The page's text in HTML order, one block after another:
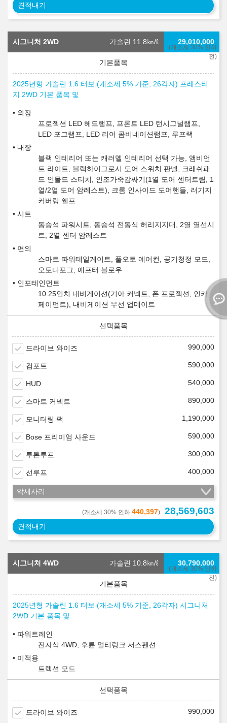
견적내기
시그니처 2WD 가솔린 11.8㎞/ℓ
(개소세 30% 인하
전)
29,010,000
2025년형 가솔린 1.6 터보 (개소세 5% 기준, 26각자) 프레스티
지 2WD 기본 품목 및
외장
프로젝션 LED 헤드램프, 프론트 LED 턴시그널램프,
LED 포그램프, LED 리어 콤비네이션램프, 루프랙
내장
블랙 인테리어 또는 캐러멜 인테리어 선택 가능, 앰비언
트 라이트, 블랙하이그로시 도어 스위치 판넬, 크래쉬패
드 인몰드 스티치, 인조가죽감싸기(1열 도어 센터트림, 1
열/2열 도어 암레스트), 크롬 인사이드 도어핸들, 러기지
커버링 쉘프
시트
동승석 파워시트, 동승석 전동식 허리지지대, 2열 열선시
트, 2열 센터 암레스트
편의
스마트 파워테일게이트, 풀오토 에어컨, 공기청정 모드,
오토디포그, 애프터 블로우
인포테인먼트
10.25인치 내비게이션(기아 커넥트, 폰 프로젝션, 인카
페이먼트), 내비게이션 무선 업데이트
드라이브 와이즈 990,000
컴포트 590,000
HUD 540,000
스마트 커넥트 890,000
모니터링 팩 1,190,000
Bose 프리미엄 사운드 590,000
투톤루프 300,000
선루프 400,000
악세사리
(개소세 30% 인하 440,397) 28,569,603
견적내기
시그니처 4WD 가솔린 10.8㎞/ℓ
(개소세 30% 인하
전)
30,790,000
2025년형 가솔린 1.6 터보 (개소세 5% 기준, 26각자) 시그니처
2WD 기본 품목 및
파워트레인
전자식 4WD, 후륜 멀티링크 서스펜션
미적용
트랙션 모드
드라이브 와이즈 990,000